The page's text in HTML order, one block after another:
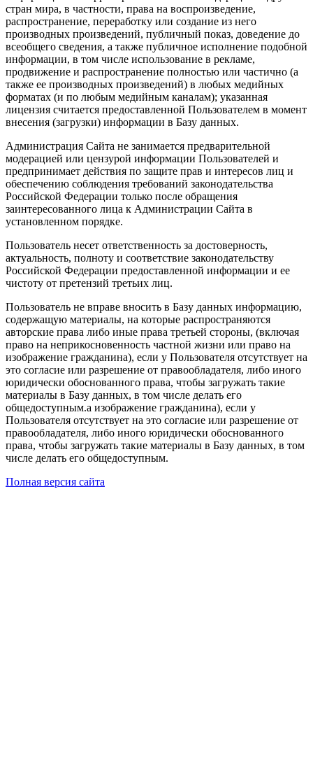
стран мира, в частности, права на воспроизведение,
распространение, переработку или создание из него
производных произведений, публичный показ, доведение до
всеобщего сведения, а также публичное исполнение подобной
информации, в том числе использование в рекламе,
продвижение и распространение полностью или частично (а
также ее производных произведений) в любых медийных
форматах (и по любым медийным каналам); указанная
лицензия считается предоставленной Пользователем в момент
внесения (загрузки) информации в Базу данных.
Администрация Сайта не занимается предварительной
модерацией или цензурой информации Пользователей и
предпринимает действия по защите прав и интересов лиц и
обеспечению соблюдения требований законодательства
Российской Федерации только после обращения
заинтересованного лица к Администрации Сайта в
установленном порядке.
Пользователь несет ответственность за достоверность,
актуальность, полноту и соответствие законодательству
Российской Федерации предоставленной информации и ее
чистоту от претензий третьих лиц.
Пользователь не вправе вносить в Базу данных информацию,
содержащую материалы, на которые распространяются
авторские права либо иные права третьей стороны, (включая
право на неприкосновенность частной жизни или право на
изображение гражданина), если у Пользователя отсутствует на
это согласие или разрешение от правообладателя, либо иного
юридически обоснованного права, чтобы загружать такие
материалы в Базу данных, в том числе делать его
общедоступным.а изображение гражданина), если у
Пользователя отсутствует на это согласие или разрешение от
правообладателя, либо иного юридически обоснованного
права, чтобы загружать такие материалы в Базу данных, в том
числе делать его общедоступным.
Полная версия сайта